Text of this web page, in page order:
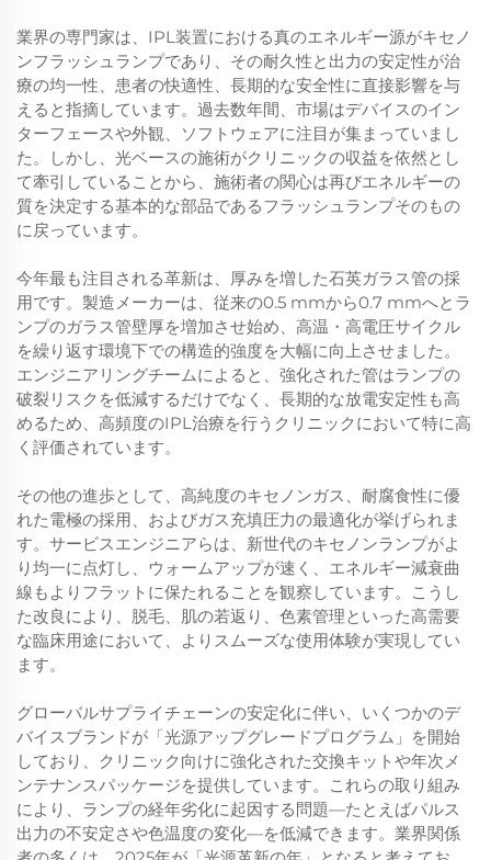
業界の専門家は、IPL装置における真のエネルギー源がキセノ
ンフラッシュランプであり、その耐久性と出力の安定性が治
療の均一性、患者の快適性、長期的な安全性に直接影響を与
えると指摘しています。過去数年間、市場はデバイスのイン
ターフェースや外観、ソフトウェアに注目が集まっていまし
た。しかし、光ベースの施術がクリニックの収益を依然とし
て牽引していることから、施術者の関心は再びエネルギーの
質を決定する基本的な部品であるフラッシュランプそのもの
に戻っています。
今年最も注目される革新は、厚みを増した石英ガラス管の採
用です。製造メーカーは、従来の0.5 mmから0.7 mmへとラ
ンプのガラス管壁厚を増加させ始め、高温・高電圧サイクル
を繰り返す環境下での構造的強度を大幅に向上させました。
エンジニアリングチームによると、強化された管はランプの
破裂リスクを低減するだけでなく、長期的な放電安定性も高
めるため、高頻度のIPL治療を行うクリニックにおいて特に高
く評価されています。
その他の進歩として、高純度のキセノンガス、耐腐食性に優
れた電極の採用、およびガス充填圧力の最適化が挙げられま
す。サービスエンジニアらは、新世代のキセノンランプがよ
り均一に点灯し、ウォームアップが速く、エネルギー減衰曲
線もよりフラットに保たれることを観察しています。こうし
た改良により、脱毛、肌の若返り、色素管理といった高需要
な臨床用途において、よりスムーズな使用体験が実現してい
ます。
グローバルサプライチェーンの安定化に伴い、いくつかのデ
バイスブランドが「光源アップグレードプログラム」を開始
しており、クリニック向けに強化された交換キットや年次メ
ンテナンスパッケージを提供しています。これらの取り組み
により、ランプの経年劣化に起因する問題—たとえばパルス
出力の不安定さや色温度の変化—を低減できます。業界関係